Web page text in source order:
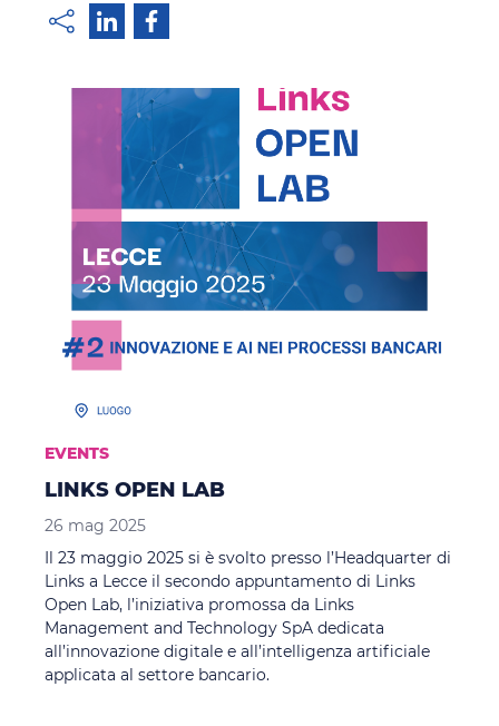
EVENTS
LINKS OPEN LAB
26 mag 2025
Il 23 maggio 2025 si è svolto presso l’Headquarter di
Links a Lecce il secondo appuntamento di Links
Open Lab, l’iniziativa promossa da Links
Management and Technology SpA dedicata
all’innovazione digitale e all’intelligenza artificiale
applicata al settore bancario.